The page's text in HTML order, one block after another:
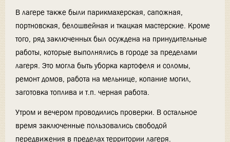
В лагере также были парикмахерская, сапожная,
портновская, белошвейная и ткацкая мастерские. Кроме
того, ряд заключенных был осуждена на принудительные
работы, которые выполнялись в городе за пределами
лагеря. Это могла быть уборка картофеля и соломы,
ремонт домов, работа на мельнице, копание могил,
заготовка топлива и т.п. черная работа.
Утром и вечером проводились проверки. В остальное
время заключенные пользовались свободой
передвижения в пределах территории лагеря.